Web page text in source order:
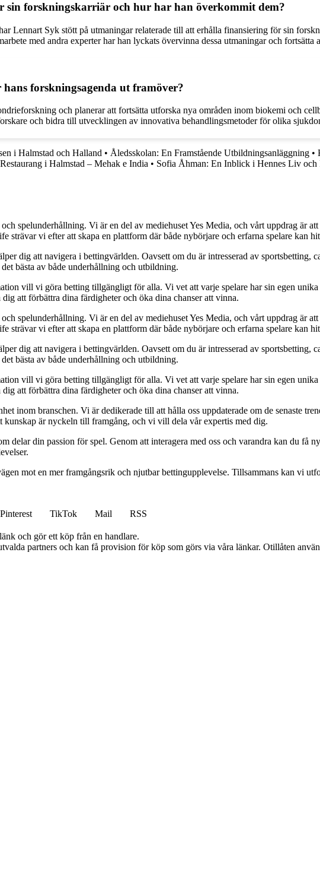
forskningskarriär och hur har han överkommit dem?
Lennart Syk stött på utmaningar relaterade till att erhålla finansiering för sin
med andra experter har han lyckats övervinna dessa utmaningar och fortsätta
forskningsagenda ut framöver?
och planerar att fortsätta utforska nya områden inom biokemi och
och bidra till utvecklingen av innovativa behandlingsmetoder för olika
i Halmstad och Halland • Åledsskolan: En Framstående Utbildningsanläggning •
i Halmstad – Mehak e India • Sofia Åhman: En Inblick i Hennes Liv och
spelunderhållning. Vi är en del av mediehuset Yes Media, och vårt uppdrag är
strävar vi efter att skapa en plattform där både nybörjare och erfarna spelare kan
dig att navigera i bettingvärlden. Oavsett om du är intresserad av sportsbetting,
bästa av både underhållning och utbildning.
vill vi göra betting tillgängligt för alla. Vi vet att varje spelare har sin egen
att förbättra dina färdigheter och öka dina chanser att vinna.
spelunderhållning. Vi är en del av mediehuset Yes Media, och vårt uppdrag är
strävar vi efter att skapa en plattform där både nybörjare och erfarna spelare kan
dig att navigera i bettingvärlden. Oavsett om du är intresserad av sportsbetting,
bästa av både underhållning och utbildning.
vill vi göra betting tillgängligt för alla. Vi vet att varje spelare har sin egen
att förbättra dina färdigheter och öka dina chanser att vinna.
inom branschen. Vi är dedikerade till att hålla oss uppdaterade om de senaste
är nyckeln till framgång, och vi vill dela vår expertis med dig.
delar din passion för spel. Genom att interagera med oss och varandra kan du få
mot en mer framgångsrik och njutbar bettingupplevelse. Tillsammans kan vi
Pinterest TikTok Mail
RSS
och gör ett köp från en handlare.
partners och kan få provision för köp som görs via våra länkar. Otillåten